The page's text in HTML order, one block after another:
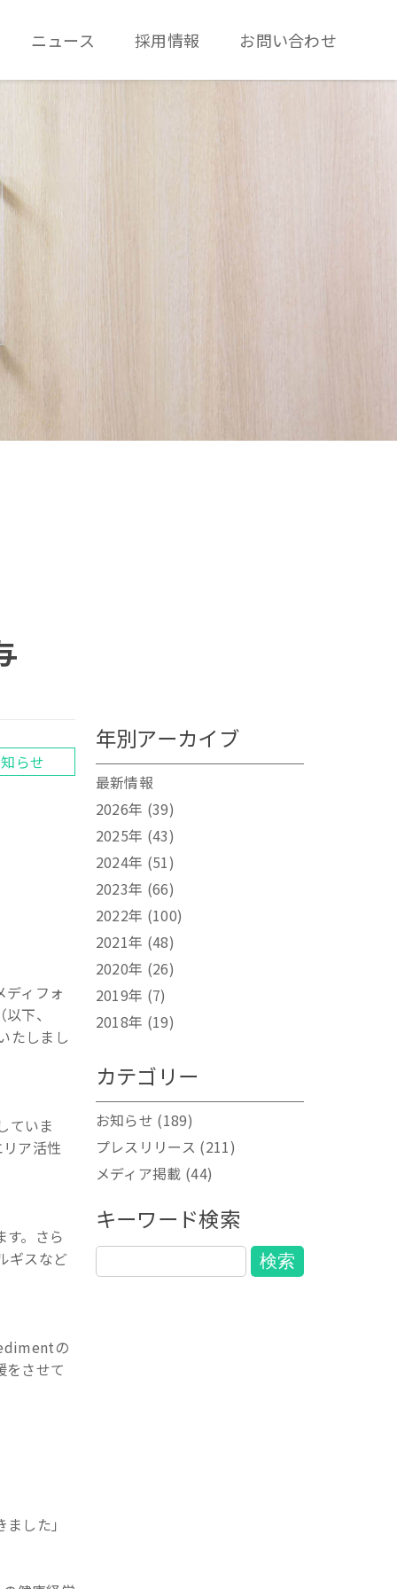
ニュース 採用情報 お問い合わせ
らせ
ィフォ
下、
たしまし
ていま
ア活性
。さら
ギスなど
の
をさせて
した」
年別アーカイブ
最新情報
2026年 (39)
2025年 (43)
2024年 (51)
2023年 (66)
2022年 (100)
2021年 (48)
2020年 (26)
2019年 (7)
2018年 (19)
カテゴリー
お知らせ (189)
プレスリリース (211)
メディア掲載 (44)
キーワード検索